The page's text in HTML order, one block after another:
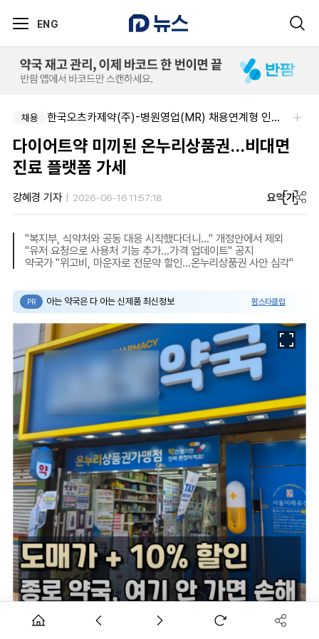
ENG
채용 한국오츠카제약(주)-병원영업(MR) 채용연계형 인턴(신입사원) 모집 공고
다이어트약 미끼된 온누리상품권…비대면
진료 플랫폼 가세
강혜경 기자 2026-06-16 11:57:18 요약가
"복지부, 식약처와 공동 대응 시작했다더니…" 개정안에서 제외
"유저 요청으로 사용처 기능 추가…가격 업데이트" 공지
약국가 "위고비, 마운자로 전문약 할인…온누리상품권 사안 심각"
PR 아는 약국은 다 아는 신제품 최신정보 팜스타클럽